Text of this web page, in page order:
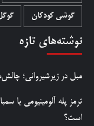
گوشی کودکان
نوشته‌های تازه
مبل در زیرشیروانی؛
ترمز پله آلومینیومی یا
است؟